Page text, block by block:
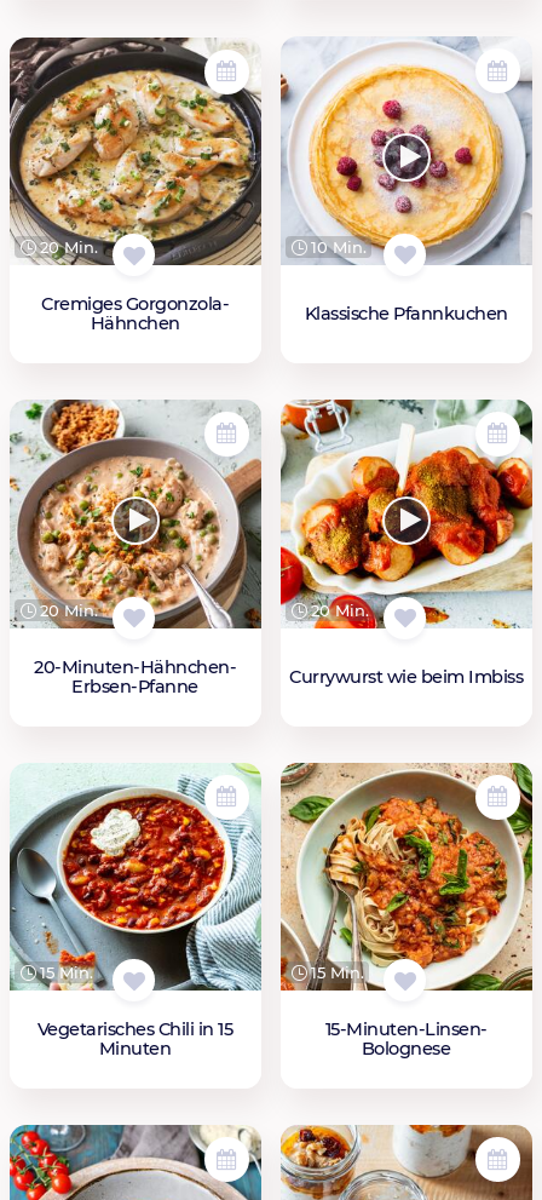
20 Min.
Cremiges Gorgonzola-
Hähnchen
10 Min.
Klassische Pfannkuchen
20 Min.
20-Minuten-Hähnchen-
Erbsen-Pfanne
20 Min.
Currywurst wie beim Imbiss
15 Min.
Vegetarisches Chili in 15
Minuten
15 Min.
15-Minuten-Linsen-
Bolognese